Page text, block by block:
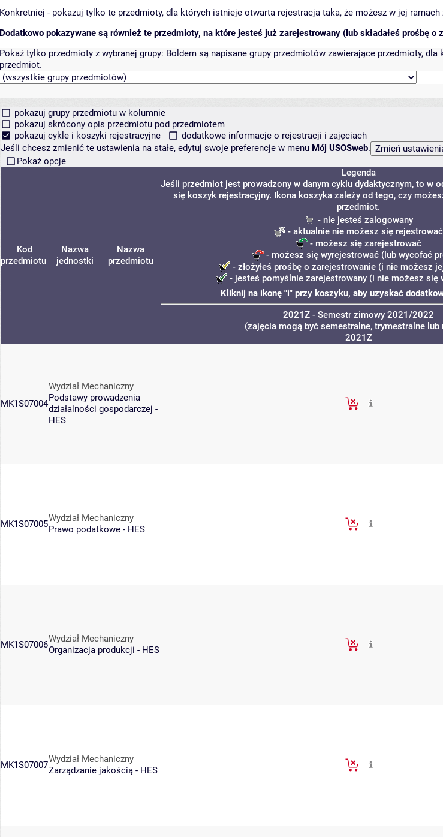
Konkretniej - pokazuj tylko te przedmioty, dla których istnieje otwarta rejestracja taka, że możesz w jej
Dodatkowo pokazywane są również te przedmioty, na które jesteś już zarejestrowany (lub składałeś prośbę o
Pokaż tylko przedmioty z wybranej grupy: Boldem są napisane grupy przedmiotów zawierające przedmioty,
przedmiot.
pokazuj grupy przedmiotu w kolumnie
pokazuj skrócony opis przedmiotu pod przedmiotem
pokazuj cykle i koszyki rejestracyjne
dodatkowe informacje o rejestracji i zajęciach
Jeśli chcesz zmienić te ustawienia na stałe, edytuj swoje preferencje w menu Mój USOSweb.
Pokaż opcje
Kod
przedmiotu
Nazwa
jednostki
Nazwa
przedmiotu
Legenda
Jeśli przedmiot jest prowadzony w danym cyklu dydaktycznym, to w
się koszyk rejestracyjny. Ikona koszyka zależy od tego, czy
przedmiot.
- nie jesteś zalogowany
- aktualnie nie możesz się rejestrować
- możesz się zarejestrować
- możesz się wyrejestrować (lub wycofać
- złożyłeś prośbę o zarejestrowanie (i nie możesz
- jesteś pomyślnie zarejestrowany (i nie możesz się
Kliknij na ikonę "i" przy koszyku, aby uzyskać
2021Z - Semestr zimowy 2021/2022
(zajęcia mogą być semestralne, trymestralne lub
2021Z
MK1S07004
Wydział Mechaniczny
Podstawy prowadzenia
działalności gospodarczej -
HES
MK1S07005
Wydział Mechaniczny
Prawo podatkowe - HES
MK1S07006
Wydział Mechaniczny
Organizacja produkcji - HES
MK1S07007
Wydział Mechaniczny
Zarządzanie jakością - HES